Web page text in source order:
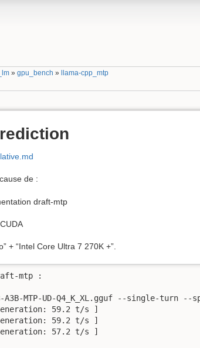
»gpu_bench »
llama-cpp_mtp
de :
draft-mtp
+ “Intel Core Ultra 7 270K +”.
mtp :
A3B-MTP-UD-Q4_K_XL.gguf --single-
59.2 t/s ]
59.2 t/s ]
57.2 t/s ]